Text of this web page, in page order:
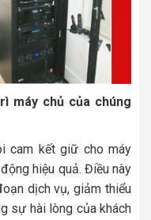
máy chủ của chúng
cam kết giữ cho máy
hiệu quả. Điều này
dịch vụ, giảm thiểu
sự hài lòng của khách